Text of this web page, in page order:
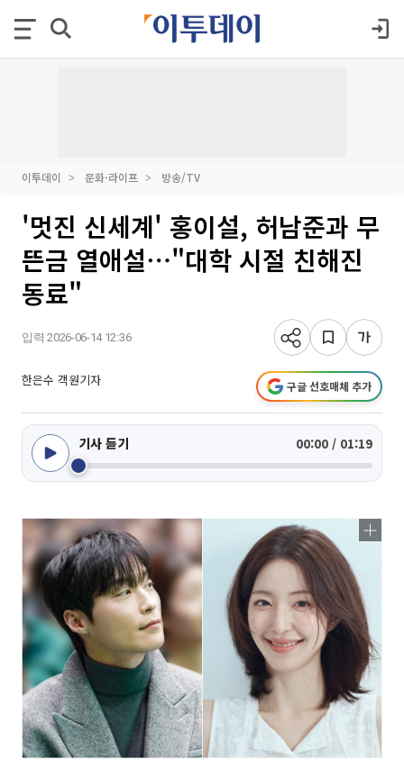
이투데이 문화·라이프 방송/TV
'멋진 신세계' 홍이설, 허남준과 무
뜬금 열애설⋯"대학 시절 친해진
동료"
입력 2026-06-14 12:36
한은수 객원기자 구글 선호매체 추가
기사 듣기 00:00 / 01:19